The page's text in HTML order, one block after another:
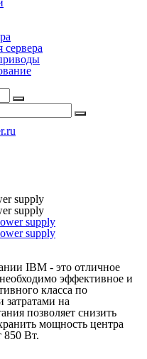
supply
supply
IBM - это отличное
эффективное и
класса по
на
позволяет снизить
мощность центра
850 Вт.